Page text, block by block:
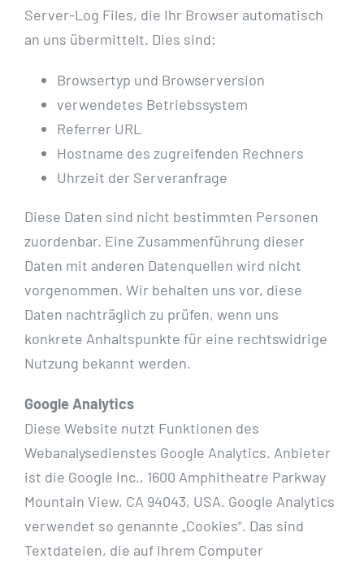
Server-Log Files, die Ihr Browser automatisch
an uns übermittelt. Dies sind:
Browsertyp und Browserversion
verwendetes Betriebssystem
Referrer URL
Hostname des zugreifenden Rechners
Uhrzeit der Serveranfrage
Diese Daten sind nicht bestimmten Personen
zuordenbar. Eine Zusammenführung dieser
Daten mit anderen Datenquellen wird nicht
vorgenommen. Wir behalten uns vor, diese
Daten nachträglich zu prüfen, wenn uns
konkrete Anhaltspunkte für eine rechtswidrige
Nutzung bekannt werden.
Google Analytics
Diese Website nutzt Funktionen des
Webanalysedienstes Google Analytics. Anbieter
ist die Google Inc., 1600 Amphitheatre Parkway
Mountain View, CA 94043, USA. Google Analytics
verwendet so genannte „Cookies“. Das sind
Textdateien, die auf Ihrem Computer